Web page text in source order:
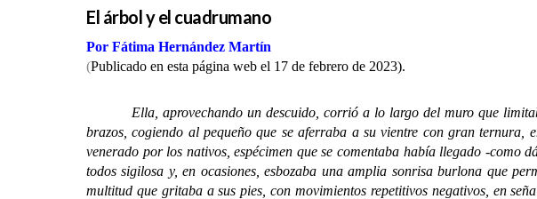
El árbol y el cuadrumano
Por Fátima Hernández Martín
(Publicado en esta página web el 17 de febrero de 2023).
Ella, aprovechando un descuido, corrió a lo largo del muro que
brazos, cogiendo al pequeño que se aferraba a su vientre con gran ternura,
venerado por los nativos, espécimen que se comentaba había llegado -
todos sigilosa y, en ocasiones, esbozaba una amplia sonrisa burlona que
multitud que gritaba a sus pies, con movimientos repetitivos negativos, en